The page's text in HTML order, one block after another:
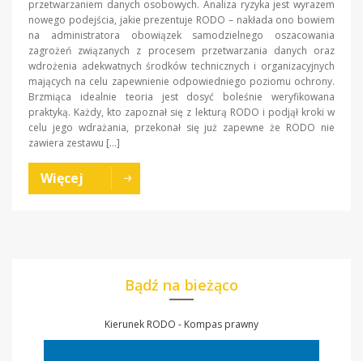
przetwarzaniem danych osobowych. Analiza ryzyka jest wyrazem
nowego podejścia, jakie prezentuje RODO – nakłada ono bowiem
na administratora obowiązek samodzielnego oszacowania
zagrożeń związanych z procesem przetwarzania danych oraz
wdrożenia adekwatnych środków technicznych i organizacyjnych
mających na celu zapewnienie odpowiedniego poziomu ochrony.
Brzmiąca idealnie teoria jest dosyć boleśnie weryfikowana
praktyką. Każdy, kto zapoznał się z lekturą RODO i podjął kroki w
celu jego wdrażania, przekonał się już zapewne że RODO nie
zawiera zestawu […]
Więcej
Bądź na bieżąco
Kierunek RODO - Kompas prawny